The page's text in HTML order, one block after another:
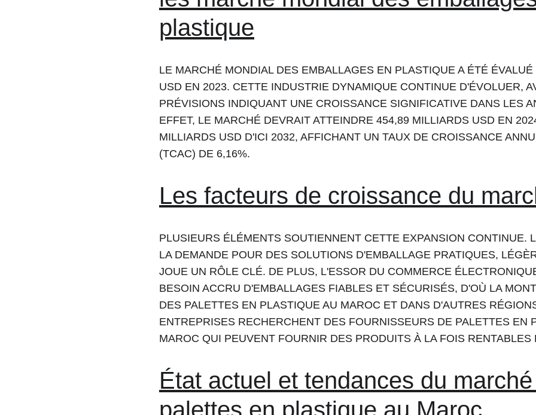
plastique
LE MARCHÉ MONDIAL DES EMBALLAGES EN PLASTIQUE A ÉTÉ
USD EN 2023. CETTE INDUSTRIE DYNAMIQUE CONTINUE D'ÉVOLUER,
PRÉVISIONS INDIQUANT UNE CROISSANCE SIGNIFICATIVE DANS LES
EFFET, LE MARCHÉ DEVRAIT ATTEINDRE 454,89 MILLIARDS USD EN
MILLIARDS USD D'ICI 2032, AFFICHANT UN TAUX DE CROISSANCE
(TCAC) DE 6,16%.
Les facteurs de croissance du
PLUSIEURS ÉLÉMENTS SOUTIENNENT CETTE EXPANSION CONTINUE.
LA DEMANDE POUR DES SOLUTIONS D'EMBALLAGE PRATIQUES,
JOUE UN RÔLE CLÉ. DE PLUS, L'ESSOR DU COMMERCE
BESOIN ACCRU D'EMBALLAGES FIABLES ET SÉCURISÉS, D'OÙ LA
DES PALETTES EN PLASTIQUE AU MAROC ET DANS D'AUTRES
ENTREPRISES RECHERCHENT DES FOURNISSEURS DE PALETTES EN
MAROC QUI PEUVENT FOURNIR DES PRODUITS À LA FOIS RENTABLES
État actuel et tendances du
palettes en plastique au Maroc